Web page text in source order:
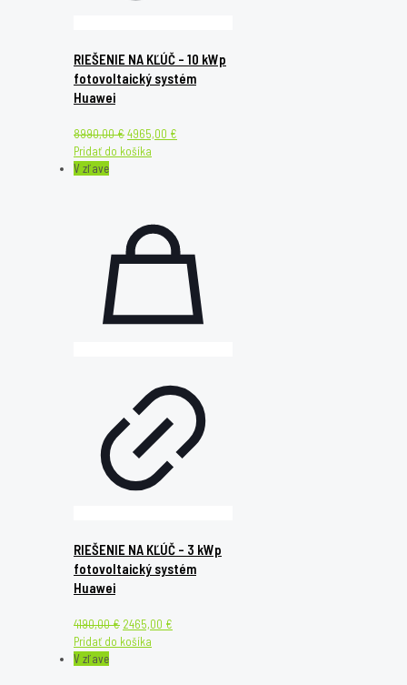
RIEŠENIE NA KĽÚČ – 10 kWp
fotovoltaický systém
Huawei
8990,00€Original
price
4965,00 €
Pridať do košíka
V zľave
RIEŠENIE NA KĽÚČ – 3 kWp
fotovoltaický systém
Huawei
4190,00€ Original
price
2465,00 €
Pridať do košíka
V zľave